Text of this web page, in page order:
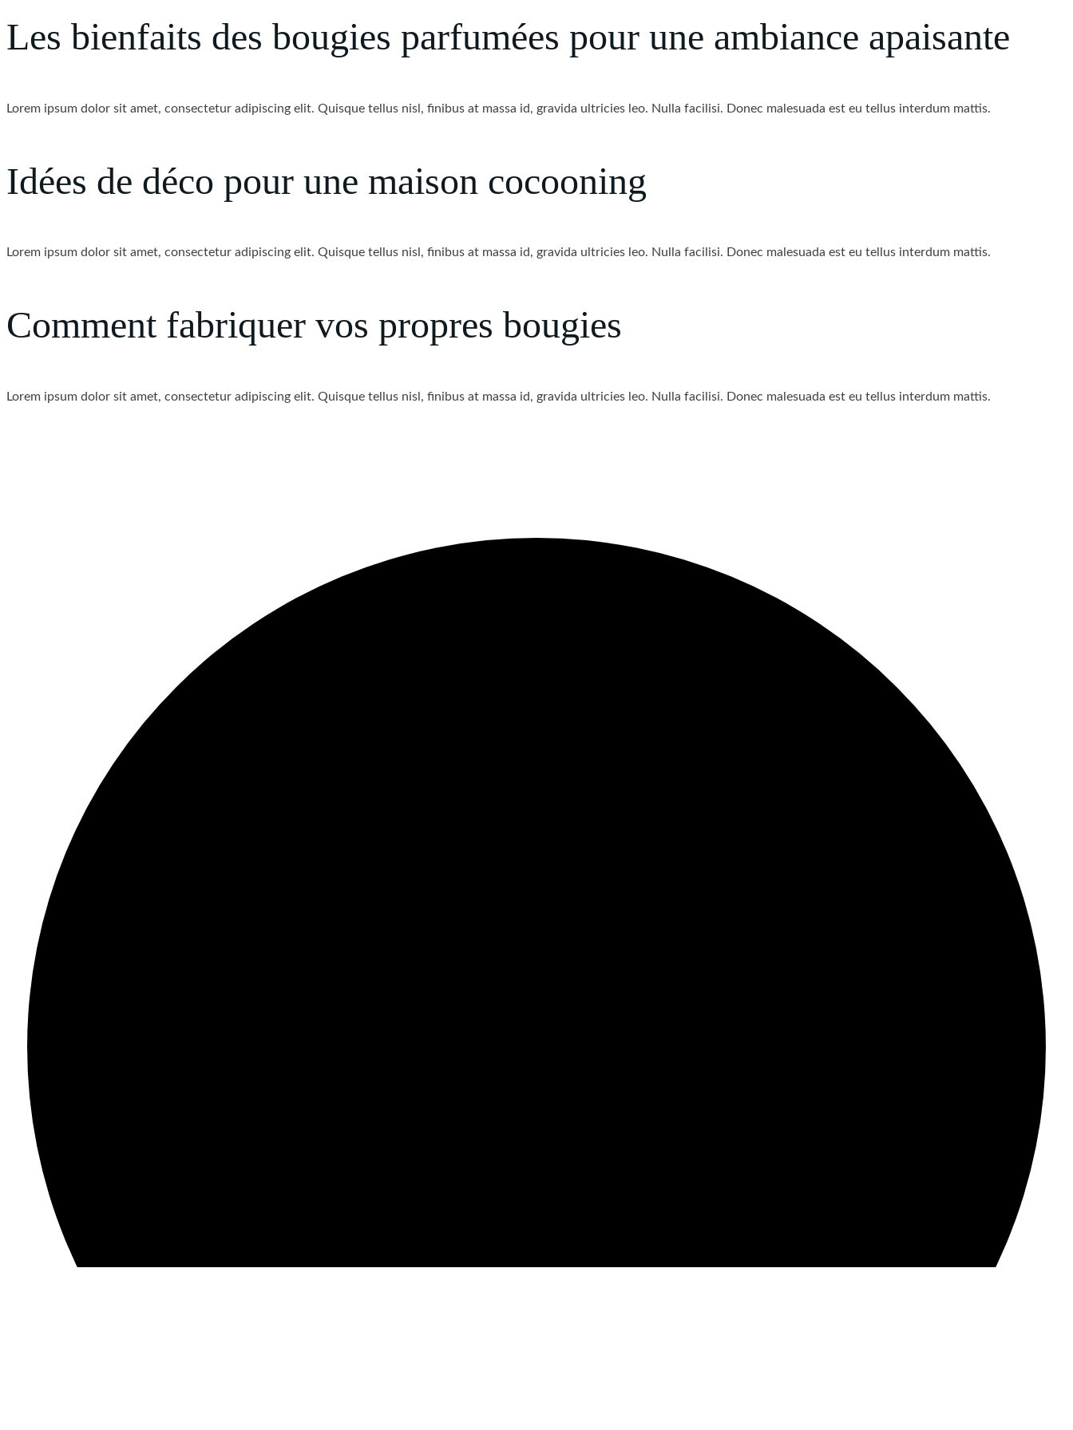
Les bienfaits des bougies parfumées pour une ambiance apaisante
Lorem ipsum dolor sit amet, consectetur adipiscing elit. Quisque tellus nisl, finibus at massa id, gravida ultricies leo. Nulla facilisi. Donec malesuada est eu tellus interdum mattis.
Idées de déco pour une maison cocooning
Lorem ipsum dolor sit amet, consectetur adipiscing elit. Quisque tellus nisl, finibus at massa id, gravida ultricies leo. Nulla facilisi. Donec malesuada est eu tellus interdum mattis.
Comment fabriquer vos propres bougies
Lorem ipsum dolor sit amet, consectetur adipiscing elit. Quisque tellus nisl, finibus at massa id, gravida ultricies leo. Nulla facilisi. Donec malesuada est eu tellus interdum mattis.